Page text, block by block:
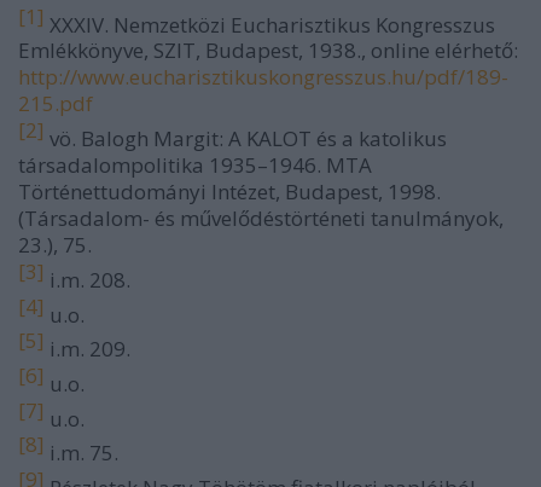
[1] XXXIV. Nemzetközi Eucharisztikus Kongresszus
Emlékkönyve, SZIT, Budapest, 1938., online elérhető:
http://www.eucharisztikuskongresszus.hu/pdf/189-
215.pdf
[2] vö. Balogh Margit: A KALOT és a katolikus
társadalompolitika 1935–1946. MTA
Történettudományi Intézet, Budapest, 1998.
(Társadalom- és művelődéstörténeti tanulmányok,
23.), 75.
[3] i.m. 208.
[4] u.o.
[5] i.m. 209.
[6] u.o.
[7] u.o.
[8] i.m. 75.
[9]